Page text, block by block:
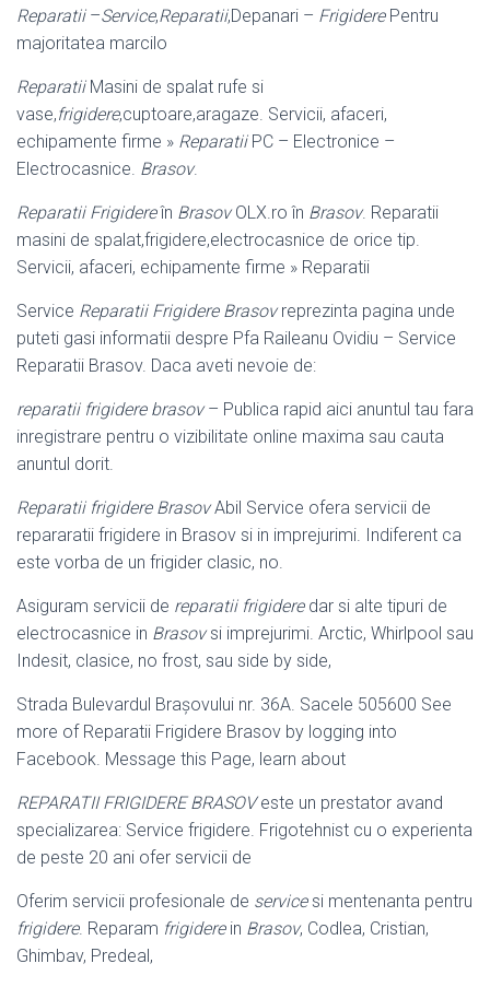
Reparatii–Service,Reparatii,Depanari – FrigiderePentru
majoritatea marcilo
ReparatiiMasini de spalat rufe si
vase,frigidere,cuptoare,aragaze. Servicii, afaceri,
echipamente firme » ReparatiiPC – Electronice –
Electrocasnice. Brasov.
Reparatii Frigidereîn BrasovOLX.ro în Brasov. Reparatii
masini de spalat,frigidere,electrocasnice de orice tip.
Servicii, afaceri, echipamente firme » Reparatii
Service Reparatii Frigidere Brasovreprezinta pagina unde
puteti gasi informatii despre Pfa Raileanu Ovidiu – Service
Reparatii Brasov. Daca aveti nevoie de:
reparatii frigidere brasov– Publica rapid aici anuntul tau fara
inregistrare pentru o vizibilitate online maxima sau cauta
anuntul dorit.
Reparatii frigidere BrasovAbil Service ofera servicii de
repararatii frigidere in Brasov si in imprejurimi. Indiferent ca
este vorba de un frigider clasic, no.
Asiguram servicii de reparatii frigideredar si alte tipuri de
electrocasnice in Brasovsi imprejurimi. Arctic, Whirlpool sau
Indesit, clasice, no frost, sau side by side,
Strada Bulevardul Brașovului nr. 36A. Sacele 505600 See
more of Reparatii Frigidere Brasov by logging into
Facebook. Message this Page, learn about
REPARATII FRIGIDERE BRASOVeste un prestator avand
specializarea: Service frigidere. Frigotehnist cu o experienta
de peste 20 ani ofer servicii de
Oferim servicii profesionale de servicesi mentenanta pentru
frigidere. Reparam frigiderein Brasov, Codlea, Cristian,
Ghimbav, Predeal,